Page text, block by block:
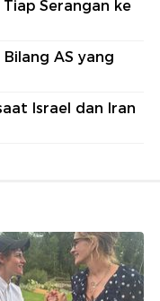
Serangan ke
AS yang
Israel dan Iran